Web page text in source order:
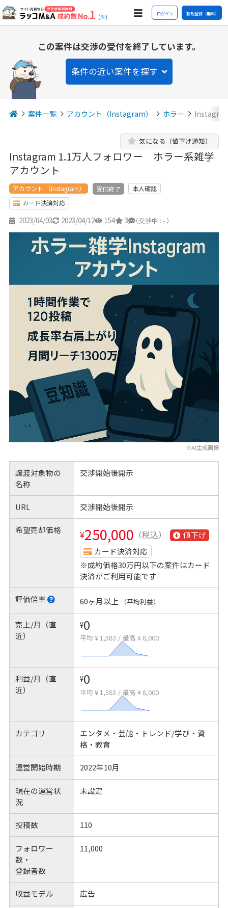
(※) ログイン 新規登録（無料）
この案件は交渉の受付を終了しています。
条件の近い案件を探す
案件一覧 アカウント（Instagram） ホラー
Instagram 1.1万人フォロワー ホラー系雑学
アカウント
気になる（値下げ通知）
アカウント （Instagram） 受付終了
本人確認
カード決済対応
2023/04/03 2023/04/12 154 3 -
（交渉中 : - ）
※AI生成画像
譲渡対象物の
名称
交渉開始後開示
URL 交渉開始後開示
希望売却価格 ¥250,000 （税込）
値下げ
カード決済対応
※成約価格30万円以下の案件はカード
決済がご利用可能です
評価倍率 60ヶ月以上 （平均利益）
売上/月（直
近）
¥0
平均 ¥ 1,583 / 最高 ¥ 8,000
利益/月（直
近）
¥0
平均 ¥ 1,583 / 最高 ¥ 8,000
カテゴリ
エンタメ・芸能・トレンド/学び・資
格・教育
運営開始時期 2022年10月
現在の運営状
況
未設定
投稿数 110
フォロワー
数・
登録者数
11,000
収益モデル 広告